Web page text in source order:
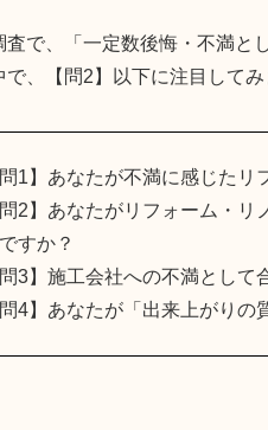
査で、「一定数後悔・不満と
で、【問2】以下に注目して
問1】あなたが不満に感じた
問2】あなたがリフォーム・
すか？
問3】施工会社への不満として
問4】あなたが「出来上がり